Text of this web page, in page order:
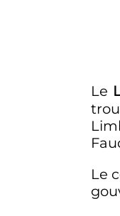
Le
Le